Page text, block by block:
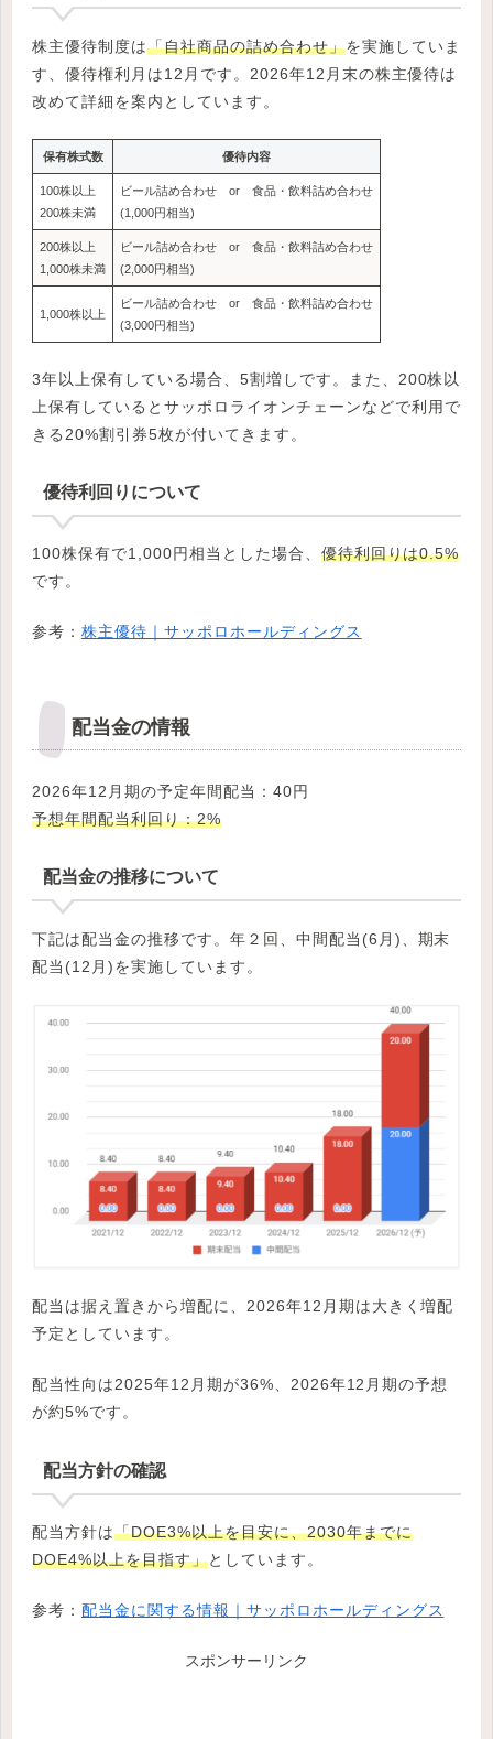
株主優待制度は「自社商品の詰め合わせ」を実施していま
す、優待権利月は12月です。2026年12月末の株主優待は
改めて詳細を案内としています。
保有株式数 優待内容
100株以上
200株未満
ビール詰め合わせ or 食品・飲料詰め合わせ
(1,000円相当)
200株以上
1,000株未満
ビール詰め合わせ or 食品・飲料詰め合わせ
(2,000円相当)
1,000株以上
ビール詰め合わせ or 食品・飲料詰め合わせ
(3,000円相当)
3年以上保有している場合、5割増しです。また、200株以
上保有しているとサッポロライオンチェーンなどで利用で
きる20%割引券5枚が付いてきます。
優待利回りについて
100株保有で1,000円相当とした場合、 優待利回りは0.5%
です。
参考： 株主優待｜サッポロホールディングス
配当金の情報
2026年12月期の予定年間配当：40円
予想年間配当利回り：2%
配当金の推移について
下記は配当金の推移です。年２回、中間配当(6月)、期末
配当(12月)を実施しています。
配当は据え置きから増配に、2026年12月期は大きく増配
予定としています。
配当性向は2025年12月期が36%、2026年12月期の予想
が約5%です。
配当方針の確認
配当方針は「DOE3%以上を目安に、2030年までに
DOE4%以上を目指す」としています。
参考： 配当金に関する情報｜サッポロホールディングス
スポンサーリンク